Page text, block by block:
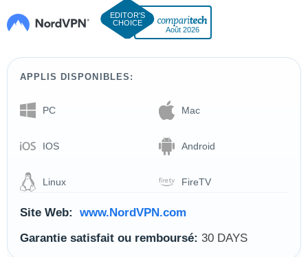
Août 2026
APPLIS DISPONIBLES:
PC Mac
IOS Android
Linux FireTV
Site Web:
www.NordVPN.com
Garantie satisfait ou remboursé: 30 DAYS